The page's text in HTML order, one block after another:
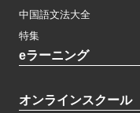
中国語文法大全
特集
eラーニング
オンラインスクール